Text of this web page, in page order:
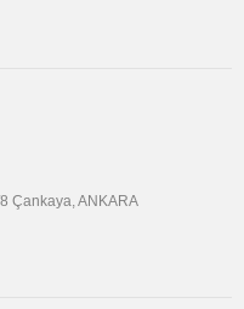
Çankaya, ANKARA